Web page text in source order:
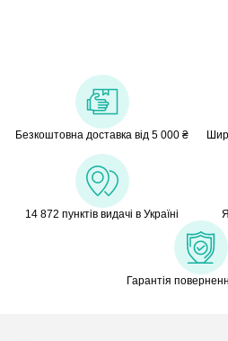
Безкоштовна доставка від 5 000 ₴
14 872 пунктів видачі в Україні
Гарантія